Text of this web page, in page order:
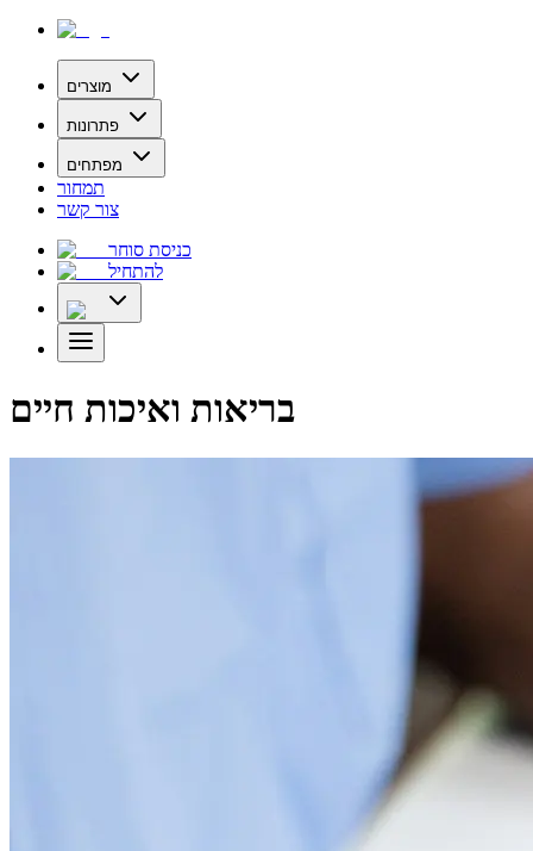
מוצרים
פתרונות
מפתחים
תמחור
צור קשר
כניסת סוחר
להתחיל
בריאות ואיכות חיים